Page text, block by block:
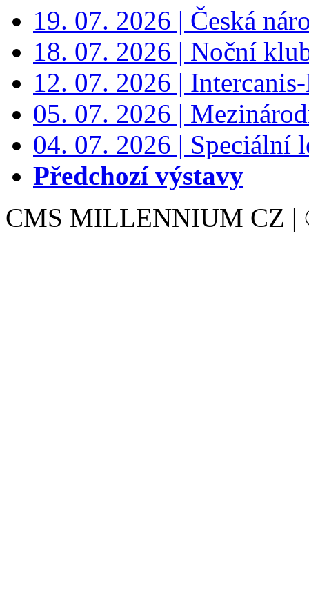
19. 07. 2026 | Česká
18. 07. 2026 | Noční
12. 07. 2026 |
05. 07. 2026 |
04. 07. 2026 | Speciální
Předchozí výstavy
CMS MILLENNIUM CZ |